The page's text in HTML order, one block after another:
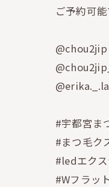
ご予約可
@chou2jip
#宇都宮ま
#まつ毛ク
#ledエク
#Wフラッ